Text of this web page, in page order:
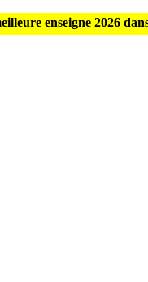
enseigne 2026